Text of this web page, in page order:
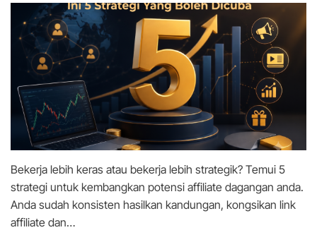
Kembangkan
Pendapatan
Affiliate
Dagangan?
5
Strategi
Yang
Boleh
Dicuba
Bekerja lebih keras atau bekerja lebih strategik? Temui 5
strategi untuk kembangkan potensi affiliate dagangan anda.
Anda sudah konsisten hasilkan kandungan, kongsikan link
affiliate dan…